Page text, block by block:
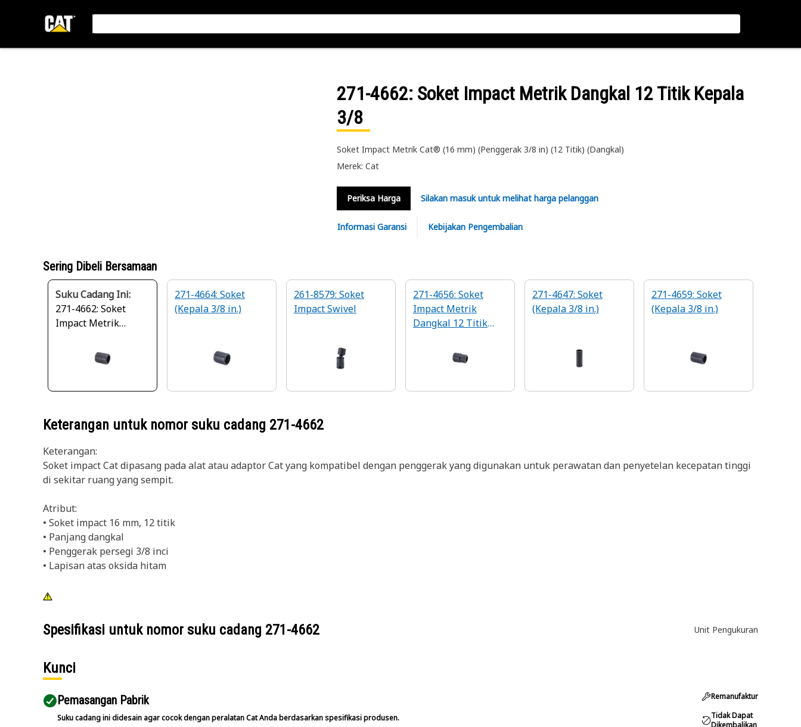
271-4662: Soket Impact Metrik Dangkal 12 Titik Kepala
3/8
Soket Impact Metrik Cat® (16 mm) (Penggerak 3/8 in) (12 Titik) (Dangkal)
Merek: Cat
Periksa Harga Silakan masuk untuk melihat harga pelanggan
Informasi Garansi Kebijakan Pengembalian
Sering Dibeli Bersamaan
Suku Cadang Ini:
271-4662: Soket
Impact Metrik
Kepala 3/8
271-4664: Soket
(Kepala 3/8 in.)
261-8579: Soket
Impact Swivel
271-4656: Soket
Impact Metrik
Dangkal 12 Titik
271-4647: Soket
(Kepala 3/8 in.)
271-4659: Soket
(Kepala 3/8 in.)
Keterangan untuk nomor suku cadang 271-4662
Keterangan:
Soket impact Cat dipasang pada alat atau adaptor Cat yang kompatibel dengan penggerak yang digunakan untuk perawatan dan penyetelan kecepatan tinggi
di sekitar ruang yang sempit.
Atribut:
• Soket impact 16 mm, 12 titik
• Panjang dangkal
• Penggerak persegi 3/8 inci
• Lapisan atas oksida hitam
Spesifikasi untuk nomor suku cadang 271-4662 Unit Pengukuran
Kunci
Pemasangan Pabrik
Suku cadang ini didesain agar cocok dengan peralatan Cat Anda berdasarkan spesifikasi produsen.
Remanufaktur
Tidak Dapat
Dikembalikan